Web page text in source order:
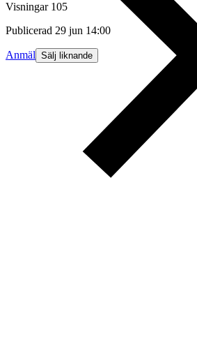
Visningar 105
Publicerad 29 jun 14:00
Anmäl Sälj liknande